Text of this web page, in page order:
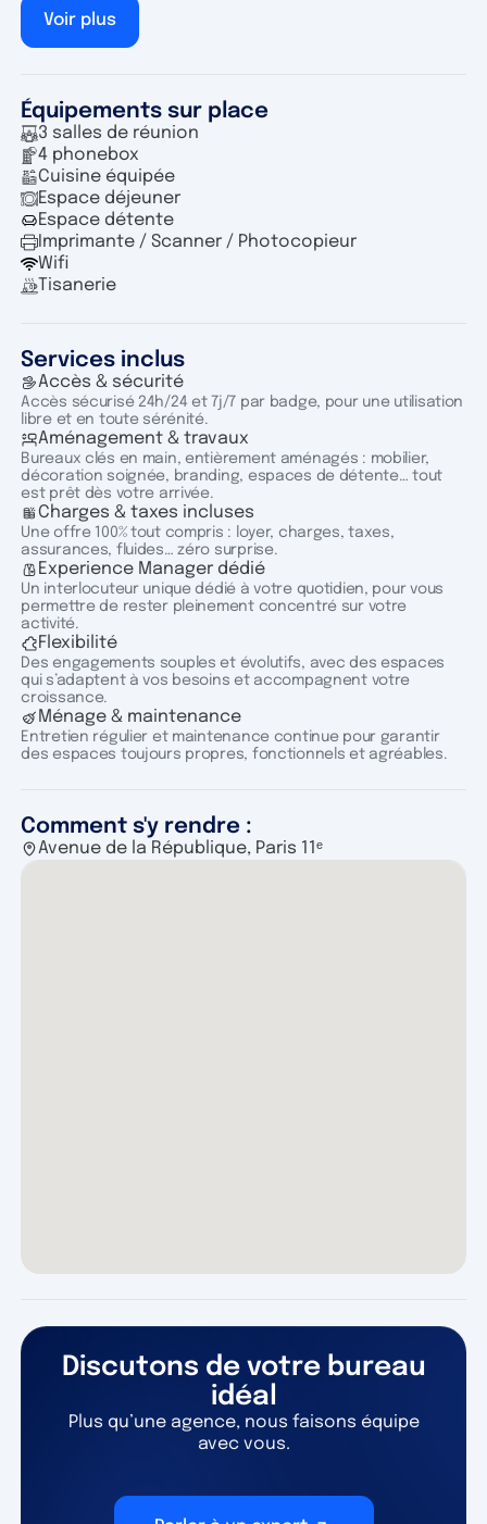
Voir plus
Équipements sur place
3 salles de réunion
4 phonebox
Cuisine équipée
Espace déjeuner
Espace détente
Imprimante / Scanner / Photocopieur
Wifi
Tisanerie
Services inclus
Accès & sécurité
Accès sécurisé 24h/24 et 7j/7 par badge, pour une utilisation
libre et en toute sérénité.
Aménagement & travaux
Bureaux clés en main, entièrement aménagés : mobilier,
décoration soignée, branding, espaces de détente… tout
est prêt dès votre arrivée.
Charges & taxes incluses
Une offre 100% tout compris : loyer, charges, taxes,
assurances, fluides… zéro surprise.
Experience Manager dédié
Un interlocuteur unique dédié à votre quotidien, pour vous
permettre de rester pleinement concentré sur votre
activité.
Flexibilité
Des engagements souples et évolutifs, avec des espaces
qui s’adaptent à vos besoins et accompagnent votre
croissance.
Ménage & maintenance
Entretien régulier et maintenance continue pour garantir
des espaces toujours propres, fonctionnels et agréables.
Comment s'y rendre :
Avenue de la République, Paris 11ᵉ
Discutons de votre bureau
idéal
Plus qu’une agence, nous faisons équipe
avec vous.